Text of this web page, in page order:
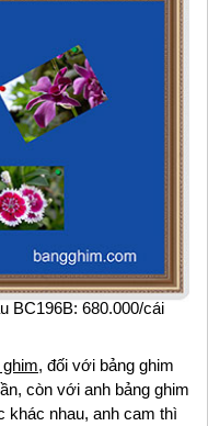
BC196B: 680.000/cái
, đối với bảng ghim
còn với anh bảng ghim
khác nhau, anh cam thì